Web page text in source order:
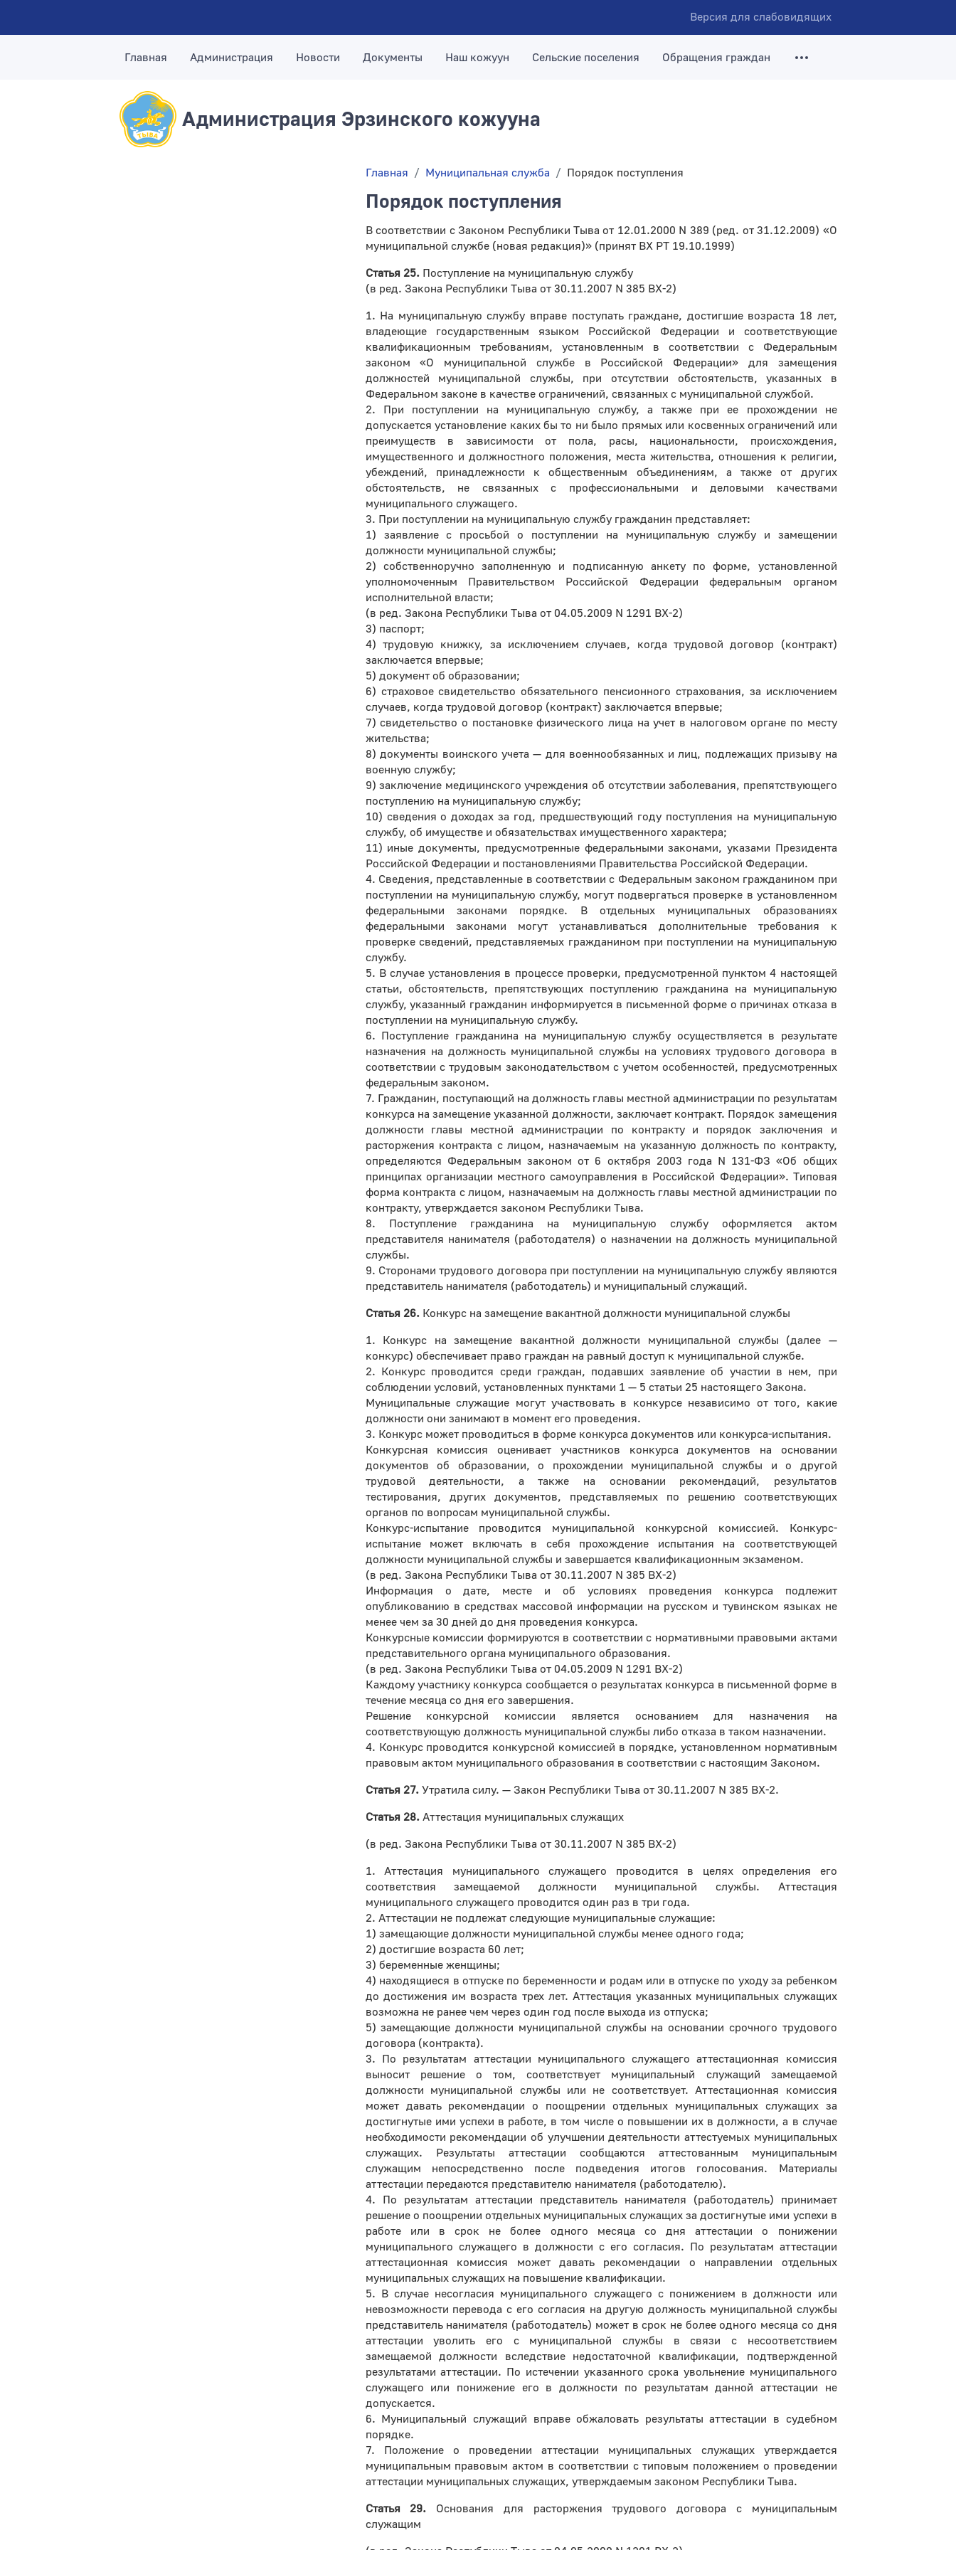
Версия для слабовидящих
Главная Администрация Новости Документы Наш кожуун Сельские поселения Обращения граждан
Администрация Эрзинского кожууна
Главная Муниципальная служба Порядок поступления
Порядок поступления
В соответствии с Законом Республики Тыва от 12.01.2000 N 389 (ред. от 31.12.2009) «О
муниципальной службе (новая редакция)» (принят ВХ РТ 19.10.1999)
Статья 25.Поступление на муниципальную службу
(в ред. Закона Республики Тыва от 30.11.2007 N 385 ВХ-2)
1. На муниципальную службу вправе поступать граждане, достигшие возраста 18 лет,
владеющие государственным языком Российской Федерации и соответствующие
квалификационным требованиям, установленным в соответствии с Федеральным
законом «О муниципальной службе в Российской Федерации» для замещения
должностей муниципальной службы, при отсутствии обстоятельств, указанных в
Федеральном законе в качестве ограничений, связанных с муниципальной службой.
2. При поступлении на муниципальную службу, а также при ее прохождении не
допускается установление каких бы то ни было прямых или косвенных ограничений или
преимуществ в зависимости от пола, расы, национальности, происхождения,
имущественного и должностного положения, места жительства, отношения к религии,
убеждений, принадлежности к общественным объединениям, а также от других
обстоятельств, не связанных с профессиональными и деловыми качествами
муниципального служащего.
3. При поступлении на муниципальную службу гражданин представляет:
1) заявление с просьбой о поступлении на муниципальную службу и замещении
должности муниципальной службы;
2) собственноручно заполненную и подписанную анкету по форме, установленной
уполномоченным Правительством Российской Федерации федеральным органом
исполнительной власти;
(в ред. Закона Республики Тыва от 04.05.2009 N 1291 ВХ-2)
3) паспорт;
4) трудовую книжку, за исключением случаев, когда трудовой договор (контракт)
заключается впервые;
5) документ об образовании;
6) страховое свидетельство обязательного пенсионного страхования, за исключением
случаев, когда трудовой договор (контракт) заключается впервые;
7) свидетельство о постановке физического лица на учет в налоговом органе по месту
жительства;
8) документы воинского учета — для военнообязанных и лиц, подлежащих призыву на
военную службу;
9) заключение медицинского учреждения об отсутствии заболевания, препятствующего
поступлению на муниципальную службу;
10) сведения о доходах за год, предшествующий году поступления на муниципальную
службу, об имуществе и обязательствах имущественного характера;
11) иные документы, предусмотренные федеральными законами, указами Президента
Российской Федерации и постановлениями Правительства Российской Федерации.
4. Сведения, представленные в соответствии с Федеральным законом гражданином при
поступлении на муниципальную службу, могут подвергаться проверке в установленном
федеральными законами порядке. В отдельных муниципальных образованиях
федеральными законами могут устанавливаться дополнительные требования к
проверке сведений, представляемых гражданином при поступлении на муниципальную
службу.
5. В случае установления в процессе проверки, предусмотренной пунктом 4 настоящей
статьи, обстоятельств, препятствующих поступлению гражданина на муниципальную
службу, указанный гражданин информируется в письменной форме о причинах отказа в
поступлении на муниципальную службу.
6. Поступление гражданина на муниципальную службу осуществляется в результате
назначения на должность муниципальной службы на условиях трудового договора в
соответствии с трудовым законодательством с учетом особенностей, предусмотренных
федеральным законом.
7. Гражданин, поступающий на должность главы местной администрации по результатам
конкурса на замещение указанной должности, заключает контракт. Порядок замещения
должности главы местной администрации по контракту и порядок заключения и
расторжения контракта с лицом, назначаемым на указанную должность по контракту,
определяются Федеральным законом от 6 октября 2003 года N 131-ФЗ «Об общих
принципах организации местного самоуправления в Российской Федерации». Типовая
форма контракта с лицом, назначаемым на должность главы местной администрации по
контракту, утверждается законом Республики Тыва.
8. Поступление гражданина на муниципальную службу оформляется актом
представителя нанимателя (работодателя) о назначении на должность муниципальной
службы.
9. Сторонами трудового договора при поступлении на муниципальную службу являются
представитель нанимателя (работодатель) и муниципальный служащий.
Статья 26.Конкурс на замещение вакантной должности муниципальной службы
1. Конкурс на замещение вакантной должности муниципальной службы (далее —
конкурс) обеспечивает право граждан на равный доступ к муниципальной службе.
2. Конкурс проводится среди граждан, подавших заявление об участии в нем, при
соблюдении условий, установленных пунктами 1 — 5 статьи 25 настоящего Закона.
Муниципальные служащие могут участвовать в конкурсе независимо от того, какие
должности они занимают в момент его проведения.
3. Конкурс может проводиться в форме конкурса документов или конкурса-испытания.
Конкурсная комиссия оценивает участников конкурса документов на основании
документов об образовании, о прохождении муниципальной службы и о другой
трудовой деятельности, а также на основании рекомендаций, результатов
тестирования, других документов, представляемых по решению соответствующих
органов по вопросам муниципальной службы.
Конкурс-испытание проводится муниципальной конкурсной комиссией. Конкурс-
испытание может включать в себя прохождение испытания на соответствующей
должности муниципальной службы и завершается квалификационным экзаменом.
(в ред. Закона Республики Тыва от 30.11.2007 N 385 ВХ-2)
Информация о дате, месте и об условиях проведения конкурса подлежит
опубликованию в средствах массовой информации на русском и тувинском языках не
менее чем за 30 дней до дня проведения конкурса.
Конкурсные комиссии формируются в соответствии с нормативными правовыми актами
представительного органа муниципального образования.
(в ред. Закона Республики Тыва от 04.05.2009 N 1291 ВХ-2)
Каждому участнику конкурса сообщается о результатах конкурса в письменной форме в
течение месяца со дня его завершения.
Решение конкурсной комиссии является основанием для назначения на
соответствующую должность муниципальной службы либо отказа в таком назначении.
4. Конкурс проводится конкурсной комиссией в порядке, установленном нормативным
правовым актом муниципального образования в соответствии с настоящим Законом.
Статья 27.Утратила силу. — Закон Республики Тыва от 30.11.2007 N 385 ВХ-2.
Статья 28.Аттестация муниципальных служащих
(в ред. Закона Республики Тыва от 30.11.2007 N 385 ВХ-2)
1. Аттестация муниципального служащего проводится в целях определения его
соответствия замещаемой должности муниципальной службы. Аттестация
муниципального служащего проводится один раз в три года.
2. Аттестации не подлежат следующие муниципальные служащие:
1) замещающие должности муниципальной службы менее одного года;
2) достигшие возраста 60 лет;
3) беременные женщины;
4) находящиеся в отпуске по беременности и родам или в отпуске по уходу за ребенком
до достижения им возраста трех лет. Аттестация указанных муниципальных служащих
возможна не ранее чем через один год после выхода из отпуска;
5) замещающие должности муниципальной службы на основании срочного трудового
договора (контракта).
3. По результатам аттестации муниципального служащего аттестационная комиссия
выносит решение о том, соответствует муниципальный служащий замещаемой
должности муниципальной службы или не соответствует. Аттестационная комиссия
может давать рекомендации о поощрении отдельных муниципальных служащих за
достигнутые ими успехи в работе, в том числе о повышении их в должности, а в случае
необходимости рекомендации об улучшении деятельности аттестуемых муниципальных
служащих. Результаты аттестации сообщаются аттестованным муниципальным
служащим непосредственно после подведения итогов голосования. Материалы
аттестации передаются представителю нанимателя (работодателю).
4. По результатам аттестации представитель нанимателя (работодатель) принимает
решение о поощрении отдельных муниципальных служащих за достигнутые ими успехи в
работе или в срок не более одного месяца со дня аттестации о понижении
муниципального служащего в должности с его согласия. По результатам аттестации
аттестационная комиссия может давать рекомендации о направлении отдельных
муниципальных служащих на повышение квалификации.
5. В случае несогласия муниципального служащего с понижением в должности или
невозможности перевода с его согласия на другую должность муниципальной службы
представитель нанимателя (работодатель) может в срок не более одного месяца со дня
аттестации уволить его с муниципальной службы в связи с несоответствием
замещаемой должности вследствие недостаточной квалификации, подтвержденной
результатами аттестации. По истечении указанного срока увольнение муниципального
служащего или понижение его в должности по результатам данной аттестации не
допускается.
6. Муниципальный служащий вправе обжаловать результаты аттестации в судебном
порядке.
7. Положение о проведении аттестации муниципальных служащих утверждается
муниципальным правовым актом в соответствии с типовым положением о проведении
аттестации муниципальных служащих, утверждаемым законом Республики Тыва.
Статья 29. Основания для расторжения трудового договора с муниципальным
служащим